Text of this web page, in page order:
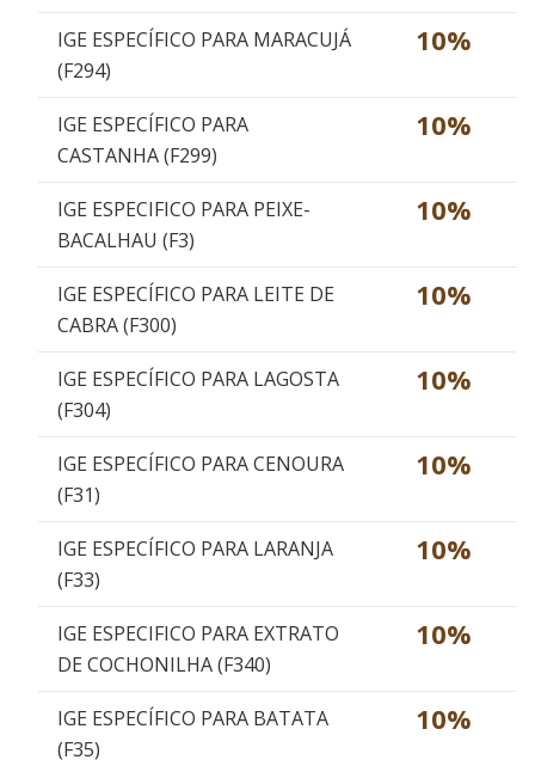
IGE ESPECÍFICO PARA MARACUJÁ
(F294)
10%
IGE ESPECÍFICO PARA
CASTANHA (F299)
10%
IGE ESPECIFICO PARA PEIXE-
BACALHAU (F3)
10%
IGE ESPECÍFICO PARA LEITE DE
CABRA (F300)
10%
IGE ESPECÍFICO PARA LAGOSTA
(F304)
10%
IGE ESPECÍFICO PARA CENOURA
(F31)
10%
IGE ESPECÍFICO PARA LARANJA
(F33)
10%
IGE ESPECIFICO PARA EXTRATO
DE COCHONILHA (F340)
10%
IGE ESPECÍFICO PARA BATATA
(F35)
10%